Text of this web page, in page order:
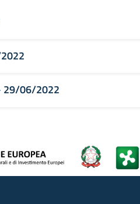
29/06/2022